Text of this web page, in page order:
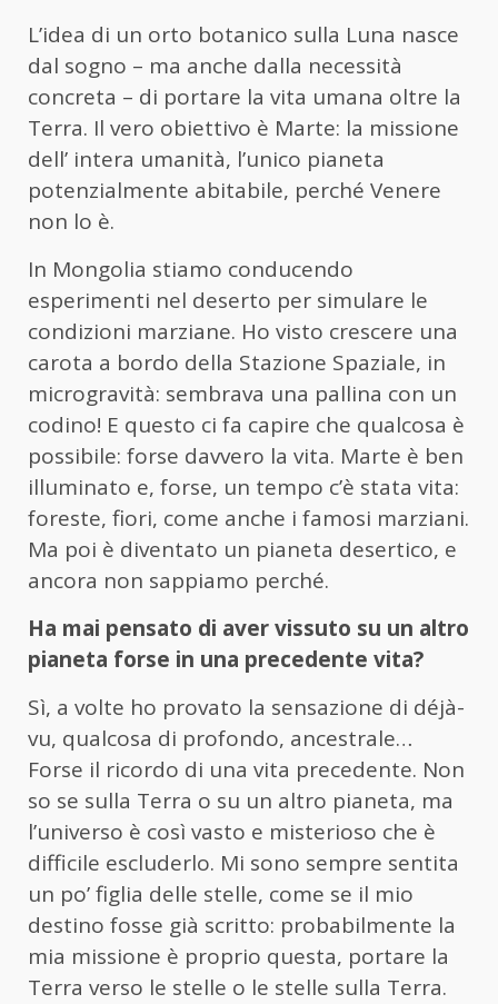
L’idea di un orto botanico sulla Luna nasce
dal sogno – ma anche dalla necessità
concreta – di portare la vita umana oltre la
Terra. Il vero obiettivo è Marte: la missione
dell’ intera umanità, l’unico pianeta
potenzialmente abitabile, perché Venere
non lo è.
In Mongolia stiamo conducendo
esperimenti nel deserto per simulare le
condizioni marziane. Ho visto crescere una
carota a bordo della Stazione Spaziale, in
microgravità: sembrava una pallina con un
codino! E questo ci fa capire che qualcosa è
possibile: forse davvero la vita. Marte è ben
illuminato e, forse, un tempo c’è stata vita:
foreste, fiori, come anche i famosi marziani.
Ma poi è diventato un pianeta desertico, e
ancora non sappiamo perché.
Ha mai pensato di aver vissuto su un altro
pianeta forse in una precedente vita?
Sì, a volte ho provato la sensazione di déjà-
vu, qualcosa di profondo, ancestrale…
Forse il ricordo di una vita precedente. Non
so se sulla Terra o su un altro pianeta, ma
l’universo è così vasto e misterioso che è
difficile escluderlo. Mi sono sempre sentita
un po’ figlia delle stelle, come se il mio
destino fosse già scritto: probabilmente la
mia missione è proprio questa, portare la
Terra verso le stelle o le stelle sulla Terra.